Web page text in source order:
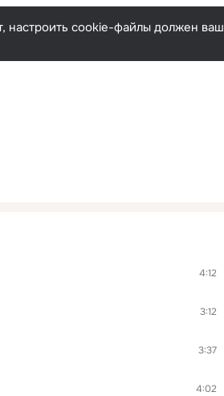
настроить cookie-файлы должен ваш
4:12
3:12
3:37
4:02